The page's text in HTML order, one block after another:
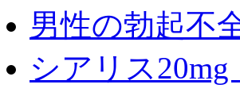
男性の勃起不
シアリス